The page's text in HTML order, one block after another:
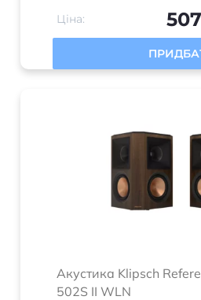
Ціна:
Акустика Klipsch
502S II WLN